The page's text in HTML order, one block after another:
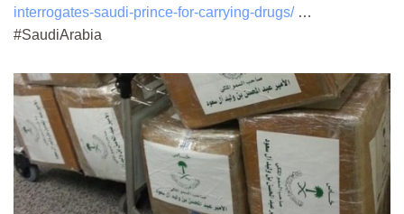
interrogates-saudi-prince-for-carrying-drugs/…
#SaudiArabia